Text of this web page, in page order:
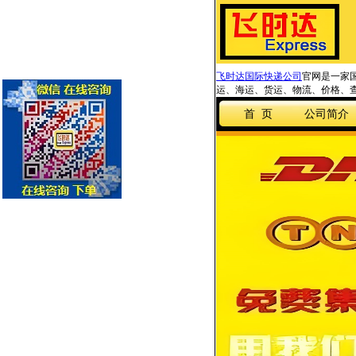
飞时达国际快递公司 官网是一家
运、海运、货运、物流、价格、
首 页 公司简介